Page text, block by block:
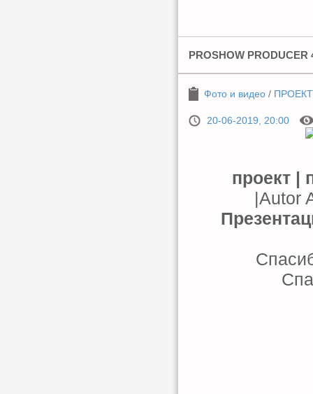
PROSHOW
Фото и видео /
20-06-2019, 20:00
проект |
|Autor